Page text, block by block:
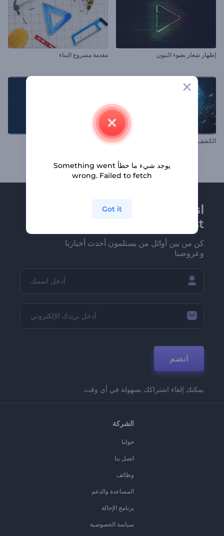
إظهار شعار بضوء النيون مقدمة مشروع البناء
الكشف عن شعار Ocean Life افتتاحية رمضان المبارك
انضم إلى نشرة
Renderforest الإخبارية
كن من بين أوائل من يستلمون أحدث أخبارنا
وعروضنا
انضم
يمكنك إلغاء اشتراكك بسهولة في أي وقت.
الشركة
حولنا
اتصل بنا
وظائف
المساعدة والدعم
برنامج الإحالة
سياسة الخصوصية
يوجد شيء ما خطأ Something went
wrong. Failed to fetch
Got it